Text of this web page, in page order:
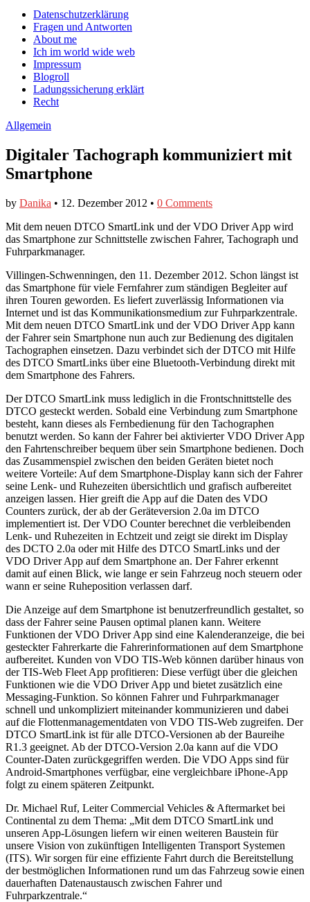
Facebook
anzeigen
Twitter
anzeigen
auf
Instagram
anzeigen
Main
menu
Skip
content
Datenschutzerklärung
Fragen und Antworten
About me
Ich im world wide web
Impressum
Blogroll
Ladungssicherung erklärt
Recht
Allgemein
Digitaler Tachograph kommuniziert mit
Smartphone
by Danika • 12. Dezember 2012 • 0 Comments
Mit dem neuen DTCO SmartLink und der VDO Driver App wird
das Smartphone zur Schnittstelle zwischen Fahrer, Tachograph und
Fuhrparkmanager.
Villingen-Schwenningen, den 11. Dezember 2012. Schon längst ist
das Smartphone für viele Fernfahrer zum ständigen Begleiter auf
ihren Touren geworden. Es liefert zuverlässig Informationen via
Internet und ist das Kommunikationsmedium zur Fuhrparkzentrale.
Mit dem neuen DTCO SmartLink und der VDO Driver App kann
der Fahrer sein Smartphone nun auch zur Bedienung des digitalen
Tachographen einsetzen. Dazu verbindet sich der DTCO mit Hilfe
des DTCO SmartLinks über eine Bluetooth-Verbindung direkt mit
dem Smartphone des Fahrers.
Der DTCO SmartLink muss lediglich in die Frontschnittstelle des
DTCO gesteckt werden. Sobald eine Verbindung zum Smartphone
besteht, kann dieses als Fernbedienung für den Tachographen
benutzt werden. So kann der Fahrer bei aktivierter VDO Driver App
den Fahrtenschreiber bequem über sein Smartphone bedienen. Doch
das Zusammenspiel zwischen den beiden Geräten bietet noch
weitere Vorteile: Auf dem Smartphone-Display kann sich der Fahrer
seine Lenk- und Ruhezeiten übersichtlich und grafisch aufbereitet
anzeigen lassen. Hier greift die App auf die Daten des VDO
Counters zurück, der ab der Geräteversion 2.0a im DTCO
implementiert ist. Der VDO Counter berechnet die verbleibenden
Lenk- und Ruhezeiten in Echtzeit und zeigt sie direkt im Display
des DCTO 2.0a oder mit Hilfe des DTCO SmartLinks und der
VDO Driver App auf dem Smartphone an. Der Fahrer erkennt
damit auf einen Blick, wie lange er sein Fahrzeug noch steuern oder
wann er seine Ruheposition verlassen darf.
Die Anzeige auf dem Smartphone ist benutzerfreundlich gestaltet, so
dass der Fahrer seine Pausen optimal planen kann. Weitere
Funktionen der VDO Driver App sind eine Kalenderanzeige, die bei
gesteckter Fahrerkarte die Fahrerinformationen auf dem Smartphone
aufbereitet. Kunden von VDO TIS-Web können darüber hinaus von
der TIS-Web Fleet App profitieren: Diese verfügt über die gleichen
Funktionen wie die VDO Driver App und bietet zusätzlich eine
Messaging-Funktion. So können Fahrer und Fuhrparkmanager
schnell und unkompliziert miteinander kommunizieren und dabei
auf die Flottenmanagementdaten von VDO TIS-Web zugreifen. Der
DTCO SmartLink ist für alle DTCO-Versionen ab der Baureihe
R1.3 geeignet. Ab der DTCO-Version 2.0a kann auf die VDO
Counter-Daten zurückgegriffen werden. Die VDO Apps sind für
Android-Smartphones verfügbar, eine vergleichbare iPhone-App
folgt zu einem späteren Zeitpunkt.
Dr. Michael Ruf, Leiter Commercial Vehicles & Aftermarket bei
Continental zu dem Thema: „Mit dem DTCO SmartLink und
unseren App-Lösungen liefern wir einen weiteren Baustein für
unsere Vision von zukünftigen Intelligenten Transport Systemen
(ITS). Wir sorgen für eine effiziente Fahrt durch die Bereitstellung
der bestmöglichen Informationen rund um das Fahrzeug sowie einen
dauerhaften Datenaustausch zwischen Fahrer und
Fuhrparkzentrale.“